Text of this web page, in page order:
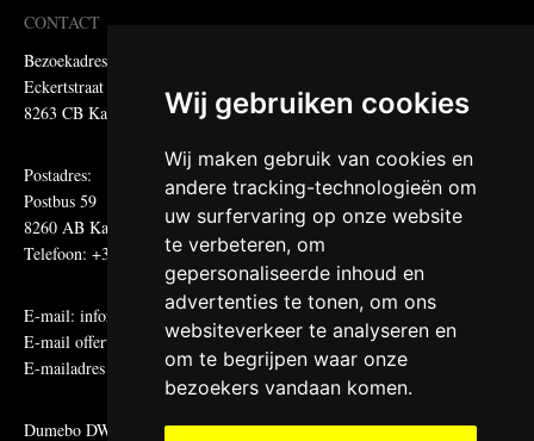
Wij gebruiken cookies
Wij maken gebruik van cookies en
andere tracking-technologieën om
uw surfervaring op onze website
te verbeteren, om
gepersonaliseerde inhoud en
advertenties te tonen, om ons
websiteverkeer te analyseren en
om te begrijpen waar onze
bezoekers vandaan komen.
CONTACT
Bezoekadres:
Eckertstraat 75
8263 CB Kampen
Postadres:
Postbus 59
8260 AB Kampen
Telefoon: +31 (0)38 331 81 81
E-mail: informatie@metadecor.nl
E-mail offertes:
calculatie@metadecor.nl
E-mailadres administratie:facturen@metadecor.nl
Dumebo DWS voorwaarden